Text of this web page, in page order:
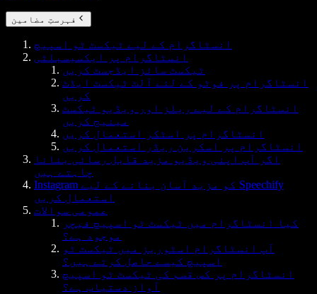
فہرستِ مضامین
انسٹاگرام کے لیے ٹیکسٹ ٹو اسپیچ
انسٹاگرام پر ایکسیسبلٹی
ٹیکسٹ سائز ایڈجسٹ کریں
انسٹاگرام پر فوٹو کے لئے آلٹ ٹیکسٹ ایڈٹ
کریں
انسٹاگرام کے لیے ریلز اور ویڈیو ٹیکسٹ
مینیج کریں
انسٹاگرام پر اسٹکر استعمال کریں
انسٹاگرام پر اسکرین ریڈر استعمال کریں
اگر آپ اپنی ویڈیو مزید قابل رسائی بنانا
چاہتے ہیں
Instagram کو مزید آسان بنانے کے لیے Speechify
استعمال کریں
عمومی سوالات
کیا انسٹاگرام میں ٹیکسٹ ٹو اسپیچ فیچر
موجود ہے؟
آپ انسٹاگرام اسٹوریز میں ٹیکسٹ ٹو
اسپیچ کیسے حاصل کرتے ہیں؟
انسٹاگرام پر کس قسم کی ٹیکسٹ ٹو اسپیچ
آواز دستیاب ہے؟